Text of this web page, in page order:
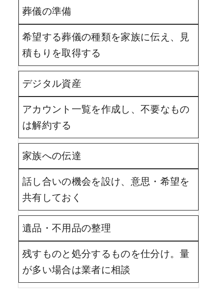
葬儀の準備
希望する葬儀の種類を家族に伝え、見
積もりを取得する
デジタル資産
アカウント一覧を作成し、不要なもの
は解約する
家族への伝達
話し合いの機会を設け、意思・希望を
共有しておく
遺品・不用品の整理
残すものと処分するものを仕分け。量
が多い場合は業者に相談